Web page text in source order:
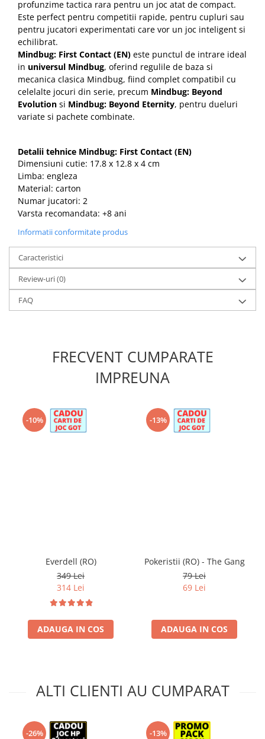
profunzime tactica rara pentru un joc atat de compact.
Este perfect pentru competitii rapide, pentru cupluri sau
pentru jucatori experimentati care vor un joc inteligent si
echilibrat.
Mindbug: First Contact (EN) este punctul de intrare ideal
in universul Mindbug, oferind regulile de baza si
mecanica clasica Mindbug, fiind complet compatibil cu
celelalte jocuri din serie, precum Mindbug: Beyond
Evolution si Mindbug: Beyond Eternity, pentru dueluri
variate si pachete combinate.
Detalii tehnice Mindbug: First Contact (EN)
Dimensiuni cutie: 17.8 x 12.8 x 4 cm
Limba: engleza
Material: carton
Numar jucatori: 2
Varsta recomandata: +8 ani
Informatii conformitate produs
Caracteristici
Review-uri(0)
FAQ
FRECVENT CUMPARATE
IMPREUNA
-10%
Everdell (RO)
349 Lei
314 Lei
ADAUGA IN COS
-13%
Pokeristii (RO) - The Gang
79 Lei
69 Lei
ADAUGA IN COS
ALTI CLIENTI AU CUMPARAT
-26% -13%